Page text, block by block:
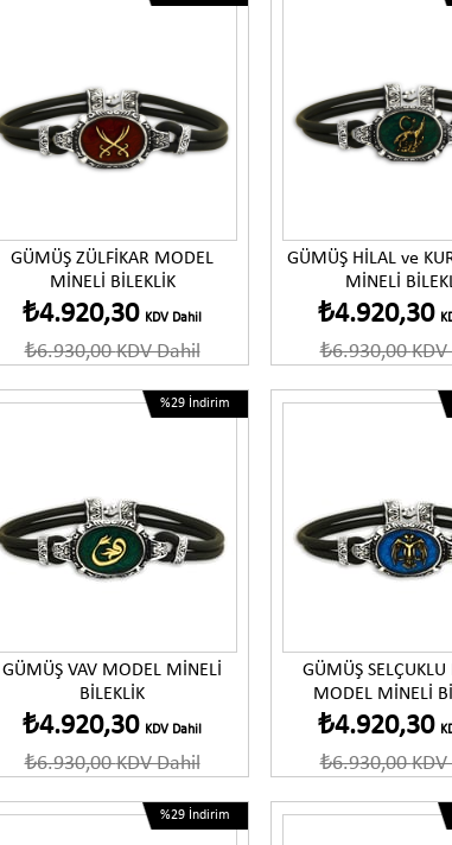
GÜMÜŞ ZÜLFİKAR MODEL
MİNELİ BİLEKLİK
₺4.920,30 KDV Dahil
₺6.930,00KDV Dahil
GÜMÜŞ HİLAL ve
MİNELİ
₺4.920,30
₺6.930,00
GÜMÜŞ VAV MODEL MİNELİ
BİLEKLİK
₺4.920,30 KDV Dahil
₺6.930,00KDV Dahil
%29 İndirim
GÜMÜŞ SELÇUKLU
MODEL MİNELİ
₺4.920,30
₺6.930,00
%29 İndirim